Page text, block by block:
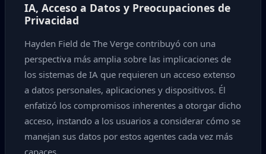
IA, Acceso a Datos y Preocupaciones de
Privacidad
Hayden Field de The Verge contribuyó con una
perspectiva más amplia sobre las implicaciones de
los sistemas de IA que requieren un acceso extenso
a datos personales, aplicaciones y dispositivos. Él
enfatizó los compromisos inherentes a otorgar dicho
acceso, instando a los usuarios a considerar cómo se
manejan sus datos por estos agentes cada vez más
capaces.